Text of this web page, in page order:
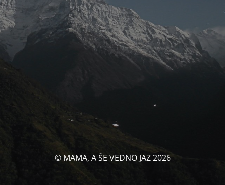
© MAMA, A ŠE VEDNO JAZ 2026